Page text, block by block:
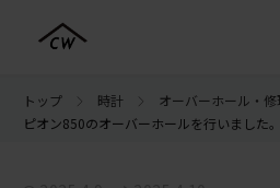
トップ 時計 オーバーホール・
ピオン850のオーバーホールを行いました